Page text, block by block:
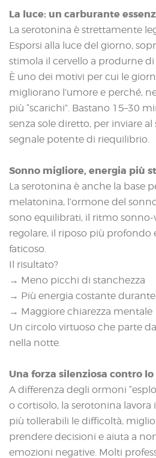
La luce: un carburante
La serotonina è strettamente
Esporsi alla luce del giorno,
stimola il cervello a produrne di
È uno dei motivi per cui le
migliorano l’umore e perché,
più “scarichi”. Bastano 15–30
senza sole diretto, per inviare
segnale potente di riequilibrio.
Sonno migliore, energia più
La serotonina è anche la base
melatonina, l’ormone del
sono equilibrati, il ritmo
regolare, il riposo più profondo
faticoso.
Il risultato?
→ Meno picchi di stanchezza
→ Più energia costante
→ Maggiore chiarezza mentale
Un circolo virtuoso che parte
nella notte.
Una forza silenziosa contro lo
A differenza degli ormoni
o cortisolo, la serotonina
più tollerabili le difficoltà,
prendere decisioni e aiuta a
emozioni negative. Molti